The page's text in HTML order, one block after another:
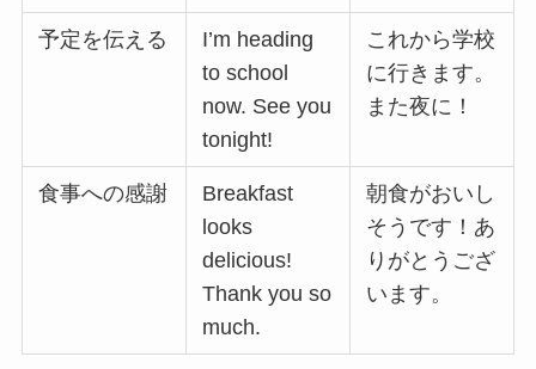
予定を伝える
I’m heading
to school
now. See you
tonight!
これから学校
に行きます。
また夜に！
食事への感謝
Breakfast
looks
delicious!
Thank you so
much.
朝食がおいし
そうです！あ
りがとうござ
います。